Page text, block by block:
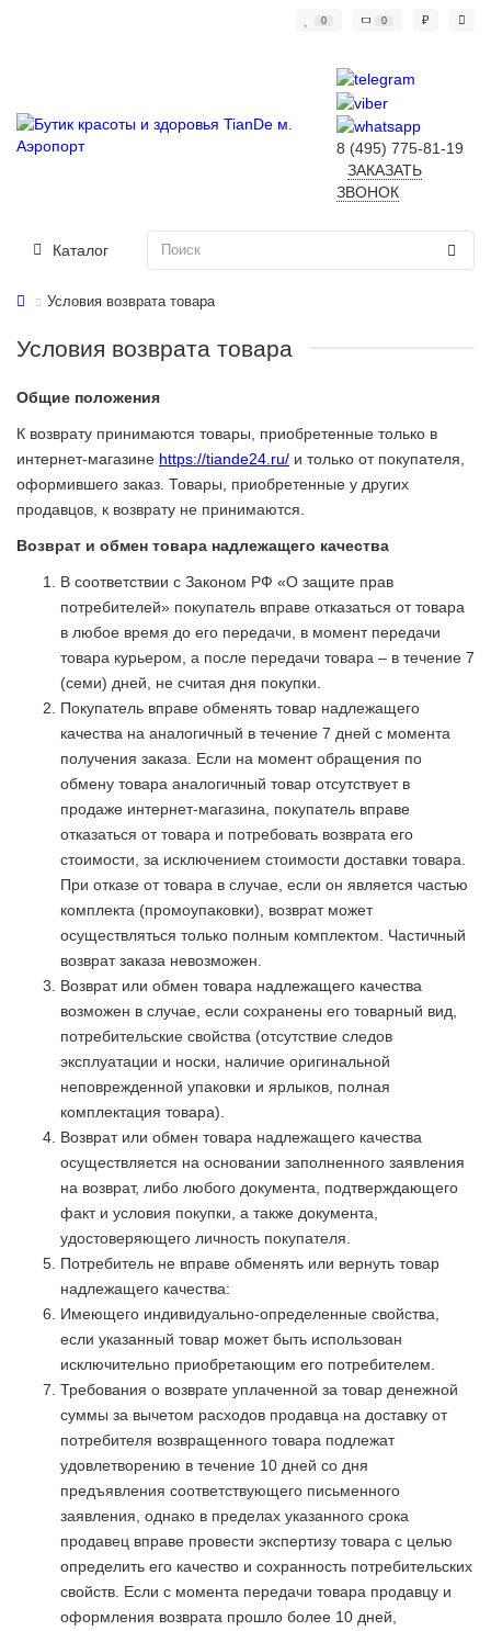
0 0 ₽
8 (495) 775-81-19
ЗАКАЗАТЬ
ЗВОНОК
Каталог
Условия возврата товара
Условия возврата товара
Общие положения
К возврату принимаются товары, приобретенные только в
интернет-магазине https://tiande24.ru/ и только от покупателя,
оформившего заказ. Товары, приобретенные у других
продавцов, к возврату не принимаются.
Возврат и обмен товара надлежащего качества
В соответствии с Законом РФ «О защите прав
потребителей» покупатель вправе отказаться от товара
в любое время до его передачи, в момент передачи
товара курьером, а после передачи товара – в течение 7
(семи) дней, не считая дня покупки.
Покупатель вправе обменять товар надлежащего
качества на аналогичный в течение 7 дней с момента
получения заказа. Если на момент обращения по
обмену товара аналогичный товар отсутствует в
продаже интернет-магазина, покупатель вправе
отказаться от товара и потребовать возврата его
стоимости, за исключением стоимости доставки товара.
При отказе от товара в случае, если он является частью
комплекта (промоупаковки), возврат может
осуществляться только полным комплектом. Частичный
возврат заказа невозможен.
Возврат или обмен товара надлежащего качества
возможен в случае, если сохранены его товарный вид,
потребительские свойства (отсутствие следов
эксплуатации и носки, наличие оригинальной
неповрежденной упаковки и ярлыков, полная
комплектация товара).
Возврат или обмен товара надлежащего качества
осуществляется на основании заполненного заявления
на возврат, либо любого документа, подтверждающего
факт и условия покупки, а также документа,
удостоверяющего личность покупателя.
Потребитель не вправе обменять или вернуть товар
надлежащего качества:
Имеющего индивидуально-определенные свойства,
если указанный товар может быть использован
исключительно приобретающим его потребителем.
Требования о возврате уплаченной за товар денежной
суммы за вычетом расходов продавца на доставку от
потребителя возвращенного товара подлежат
удовлетворению в течение 10 дней со дня
предъявления соответствующего письменного
заявления, однако в пределах указанного срока
продавец вправе провести экспертизу товара с целью
определить его качество и сохранность потребительских
свойств. Если с момента передачи товара продавцу и
оформления возврата прошло более 10 дней,